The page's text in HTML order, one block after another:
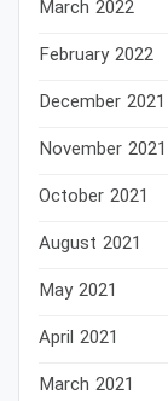
March 2022
February 2022
December 2021
November 2021
October 2021
August 2021
May 2021
April 2021
March 2021